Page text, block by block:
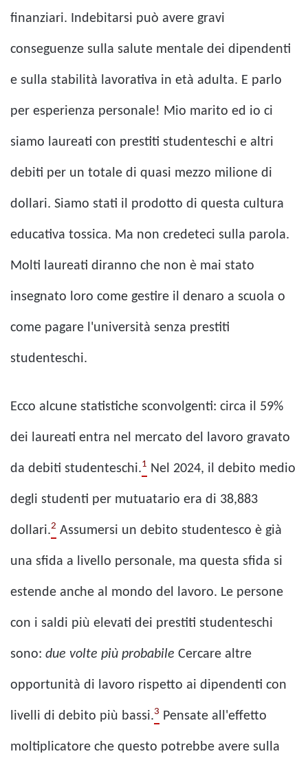
finanziari. Indebitarsi può avere gravi
conseguenze sulla salute mentale dei dipendenti
e sulla stabilità lavorativa in età adulta. E parlo
per esperienza personale! Mio marito ed io ci
siamo laureati con prestiti studenteschi e altri
debiti per un totale di quasi mezzo milione di
dollari. Siamo stati il prodotto di questa cultura
educativa tossica. Ma non credeteci sulla parola.
Molti laureati diranno che non è mai stato
insegnato loro come gestire il denaro a scuola o
come pagare l'università senza prestiti
studenteschi.
Ecco alcune statistiche sconvolgenti: circa il 59%
dei laureati entra nel mercato del lavoro gravato
da debiti studenteschi.1 Nel 2024, il debito medio
degli studenti per mutuatario era di 38,883
dollari.2 Assumersi un debito studentesco è già
una sfida a livello personale, ma questa sfida si
estende anche al mondo del lavoro. Le persone
con i saldi più elevati dei prestiti studenteschi
sono: due volte più probabile Cercare altre
opportunità di lavoro rispetto ai dipendenti con
livelli di debito più bassi.3 Pensate all'effetto
moltiplicatore che questo potrebbe avere sulla